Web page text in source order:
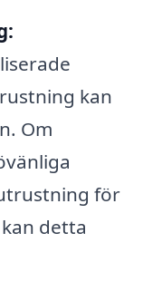
kan
Om
för
detta